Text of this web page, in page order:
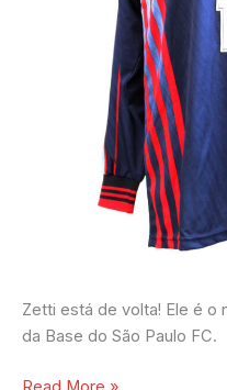
Zetti está de volta! Ele é o
da Base do São Paulo FC.